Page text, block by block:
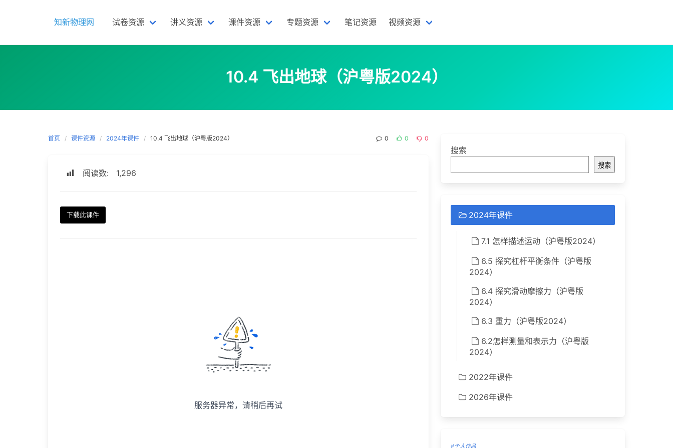
知新物理网 试卷资源 讲义资源 课件资源 专题资源 笔记资源 视频资源
10.4 飞出地球（沪粤版2024）
首页 课件资源 2024年课件 10.4 飞出地球（沪粤版2024） 0 0 0
阅读数: 1,296
下载此课件
搜索
搜索
2024年课件
7.1 怎样描述运动（沪粤版2024）
6.5 探究杠杆平衡条件（沪粤版
2024）
6.4 探究滑动摩擦力（沪粤版
2024）
6.3 重力（沪粤版2024）
6.2怎样测量和表示力（沪粤版
2024）
2022年课件
2026年课件
#个人作品